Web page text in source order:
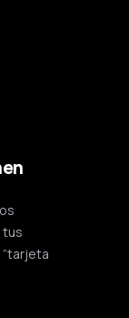
tus